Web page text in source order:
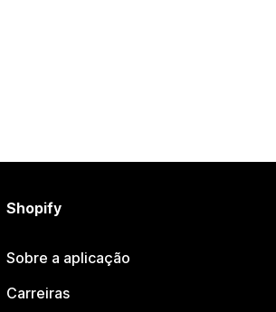
Shopify
Sobre a aplicação
Carreiras